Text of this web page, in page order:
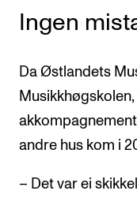
Ingen
Da Østlandets
andre hus kom i
– Det var ei